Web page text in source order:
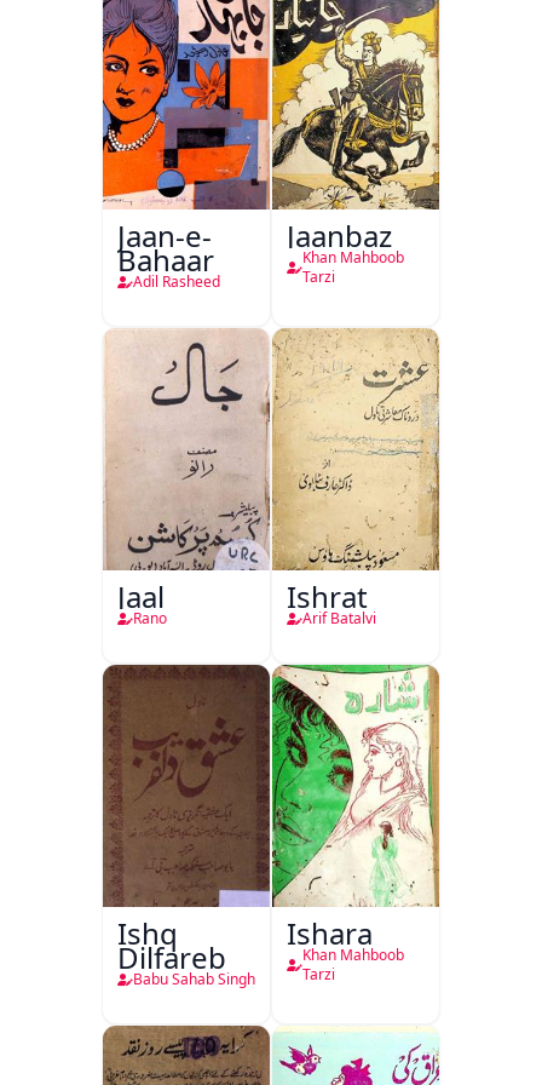
Jaan-e-
Bahaar
Adil Rasheed
Jaanbaz
Khan Mahboob
Tarzi
Jaal
Rano
Ishrat
Arif Batalvi
Ishq
Dilfareb
Babu Sahab Singh
Ishara
Khan Mahboob
Tarzi